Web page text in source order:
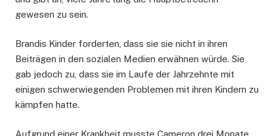
gewesen zu sein.
Brandis Kinder forderten, dass sie sie nicht in ihren
Beiträgen in den sozialen Medien erwähnen würde. Sie
gab jedoch zu, dass sie im Laufe der Jahrzehnte mit
einigen schwerwiegenden Problemen mit ihren Kindern zu
kämpfen hatte.